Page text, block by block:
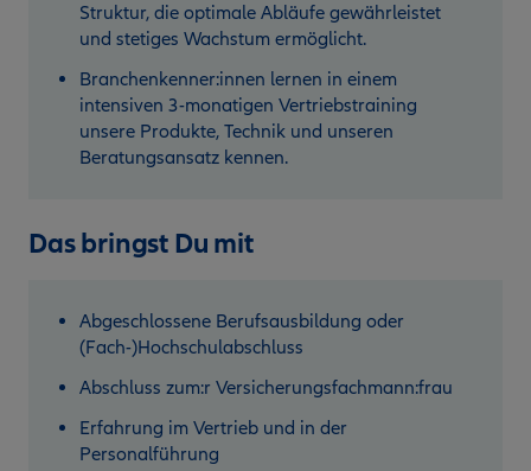
Struktur, die optimale Abläufe gewährleistet
und stetiges Wachstum ermöglicht.
Branchenkenner:innen lernen in einem
intensiven 3-monatigen Vertriebstraining
unsere Produkte, Technik und unseren
Beratungsansatz kennen.
Das bringst Du mit
Abgeschlossene Berufsausbildung oder
(Fach-)Hochschulabschluss
Abschluss zum:r Versicherungsfachmann:frau
Erfahrung im Vertrieb und in der
Personalführung